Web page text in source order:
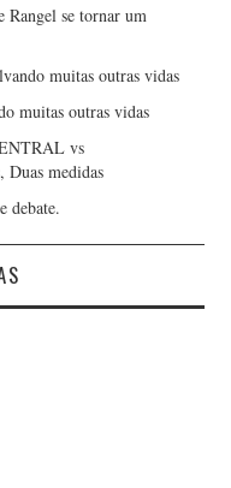
Rangel se tornar um
muitas outras vidas
muitas outras vidas
vs
medidas
debate.